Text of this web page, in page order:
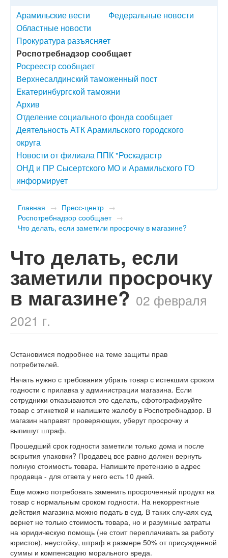
Арамильские вести
Федеральные новости
Областные новости
Прокуратура разъясняет
Роспотребнадзор сообщает
Росреестр сообщает
Верхнесалдинский таможенный пост
Екатеринбургской таможни
Архив
Отделение социального фонда сообщает
Деятельность АТК Арамильского городского
округа
Новости от филиала ППК "Роскадастр
ОНД и ПР Сысертского МО и Арамильского ГО
информирует
Главная → Пресс-центр →
Роспотребнадзор сообщает →
Что делать, если заметили просрочку в магазине?
Что делать, если
заметили просрочку
в магазине? 02 февраля
2021 г.
Остановимся подробнее на теме защиты прав
потребителей.
Начать нужно с требования убрать товар с истекшим сроком
годности с прилавка у администрации магазина. Если
сотрудники отказываются это сделать, сфотографируйте
товар с этикеткой и напишите жалобу в Роспотребнадзор. В
магазин направят проверяющих, уберут просрочку и
выпишут штраф.
Прошедший срок годности заметили только дома и после
вскрытия упаковки? Продавец все равно должен вернуть
полную стоимость товара. Напишите претензию в адрес
продавца - для ответа у него есть 10 дней.
Еще можно потребовать заменить просроченный продукт на
товар с нормальным сроком годности. На некорректные
действия магазина можно подать в суд. В таких случаях суд
вернет не только стоимость товара, но и разумные затраты
на юридическую помощь (не стоит переплачивать за работу
юристов), неустойку, штраф в размере 50% от присужденной
суммы и компенсацию морального вреда.